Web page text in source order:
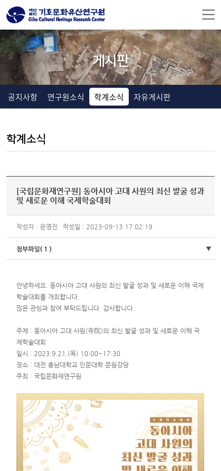
게시판
공지사항 연구원소식 학계소식 자유게시판
학계소식
[국립문화재연구원] 동아시아 고대 사원의 최신 발굴 성과
및 새로운 이해 국제학술대회
작성자 : 운영진 작성일 : 2023-09-13 17:02:19
첨부파일( 1 )
안녕하세요. 동아시아 고대 사원의 최신 발굴 성과 및 새로운 이해 국제
학술대회를 개최합니다.
많은 관심과 참여 부탁드립니다. 감사합니다.
주제 : 동아시아 고대 사원(寺院)의 최신 발굴 성과 및 새로운 이해 국
제학술대회
일시 : 2023.9.21.(목) 10:00~17:30
장소 : 대전 충남대학교 인문대학 문원강당
주최 : 국립문화재연구원